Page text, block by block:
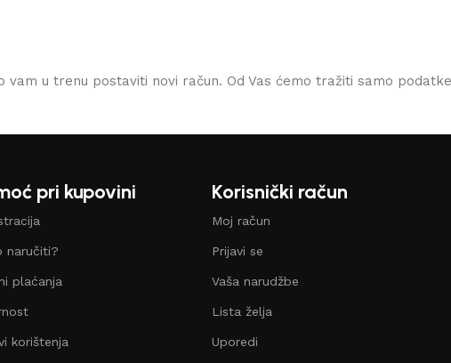
u trenu postaviti novi račun. Od Vas ćemo tražiti samo podatke
pri kupovini
naručiti?
plaćanja
korištenja
Korisnički račun
Moj račun
Prijavi se
Vaša narudžbe
Lista želja
Uporedi